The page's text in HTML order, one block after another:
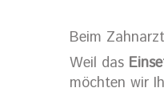
Beim
Weil das
möchten wir